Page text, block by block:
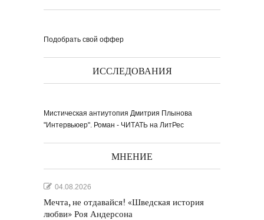
Подобрать свой оффер
ИССЛЕДОВАНИЯ
Мистическая антиутопия Дмитрия Плынова
"Интервьюер". Роман - ЧИТАТЬ на ЛитРес
МНЕНИЕ
04.08.2026
Мечта, не отдавайся! «Шведская история
любви» Роя Андерсона